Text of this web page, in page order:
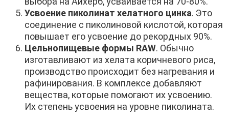
Усвоение пиколинат хелатного цинка. Это
соединение с пиколиновой кислотой, которая
повышает его усвоение до рекордных 90%.
Цельнопищевые формы RAW. Обычно
изготавливают из хелата коричневого риса,
производство происходит без нагревания и
рафинирования. В комплексе добавляют
вещества, которые помогают их усвоению.
Их степень усвоения на уровне пиколината.